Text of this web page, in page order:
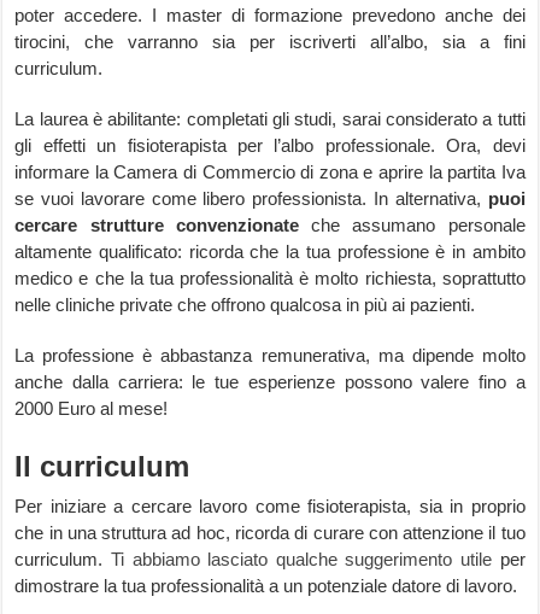
poter accedere. I master di formazione prevedono anche dei
tirocini, che varranno sia per iscriverti all’albo, sia a fini
curriculum.
La laurea è abilitante: completati gli studi, sarai considerato a tutti
gli effetti un fisioterapista per l’albo professionale. Ora, devi
informare la Camera di Commercio di zona e aprire la partita Iva
se vuoi lavorare come libero professionista. In alternativa, puoi
cercare strutture convenzionateche assumano personale
altamente qualificato: ricorda che la tua professione è in ambito
medico e che la tua professionalità è molto richiesta, soprattutto
nelle cliniche private che offrono qualcosa in più ai pazienti.
La professione è abbastanza remunerativa, ma dipende molto
anche dalla carriera: le tue esperienze possono valere fino a
2000 Euro al mese!
Il curriculum
Per iniziare a cercare lavoro come fisioterapista, sia in proprio
che in una struttura ad hoc, ricorda di curare con attenzione il tuo
curriculum. Ti abbiamo lasciato qualche suggerimento utile per
dimostrare la tua professionalità a un potenziale datore di lavoro.